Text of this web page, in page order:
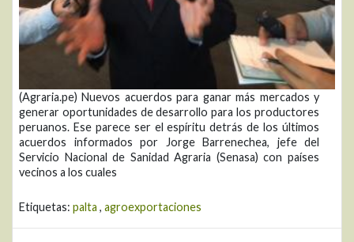
(Agraria.pe) Nuevos acuerdos para ganar más mercados y
generar oportunidades de desarrollo para los productores
peruanos. Ese parece ser el espíritu detrás de los últimos
acuerdos informados por Jorge Barrenechea, jefe del
Servicio Nacional de Sanidad Agraria (Senasa) con países
vecinos a los cuales
Etiquetas: palta , agroexportaciones